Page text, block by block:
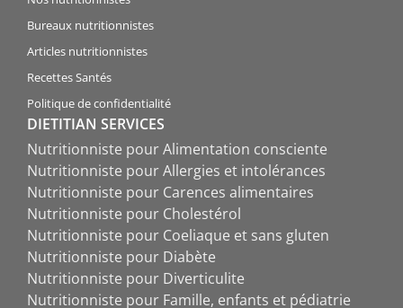
Bureaux nutritionnistes
Articles nutritionnistes
Recettes Santés
Politique de confidentialité
DIETITIAN SERVICES
Nutritionniste pour Alimentation consciente
Nutritionniste pour Allergies et intolérances
Nutritionniste pour Carences alimentaires
Nutritionniste pour Cholestérol
Nutritionniste pour Coeliaque et sans gluten
Nutritionniste pour Diabète
Nutritionniste pour Diverticulite
Nutritionniste pour Famille, enfants et pédiatrie